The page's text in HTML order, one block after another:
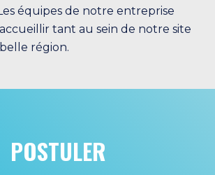
équipes de notre entreprise
tant au sein de notre site
région.
POSTULER